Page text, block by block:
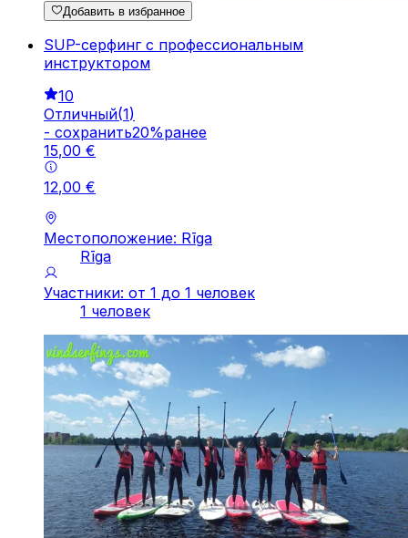
Добавить в избранное
SUP-серфинг с профессиональным
инструктором
10
Отличный(1)
- cохранить20%ранее
15,00 €
12,00 €
Местоположение: Rīga
Rīga
Участники: от 1 до 1 человек
1 человек